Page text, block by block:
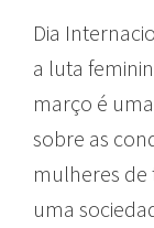
Dia
a luta
março é
sobre as
mulheres
uma